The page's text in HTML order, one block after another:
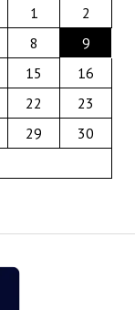
1
2
8
9
15
16
22
23
29
30